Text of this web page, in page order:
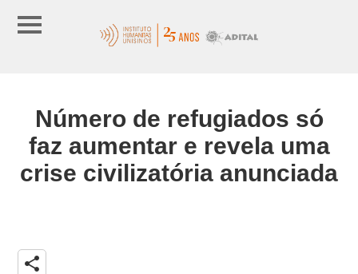
Número de refugiados só
faz aumentar e revela uma
crise civilizatória anunciada
share